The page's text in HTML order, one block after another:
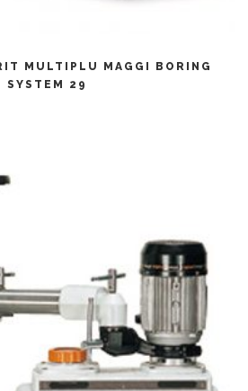
MULTIPLU MAGGI BORING
SYSTEM 29